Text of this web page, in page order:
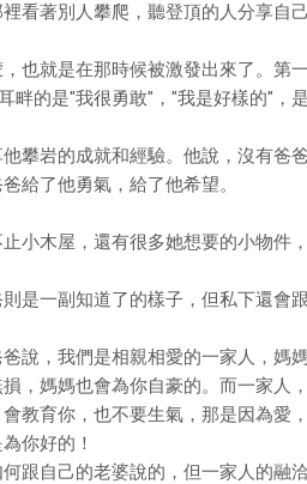
看著別人攀爬，聽登頂的人分享自
也就是在那時候被激發出來了。第
畔的是"我很勇敢"，"我是好樣的"，
攀岩的成就和經驗。他說，沒有爸爸
給了他勇氣，給了他希望。
小木屋，還有很多她想要的小物件
是一副知道了的樣子，但私下還會
說，我們是相親相愛的一家人，媽
，媽媽也會為你自豪的。而一家人
教育你，也不要生氣，那是因為愛
你好的！
跟自己的老婆說的，但一家人的融